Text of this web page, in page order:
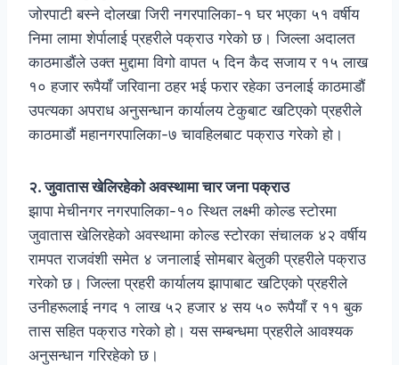
जोरपाटी बस्ने दोलखा जिरी नगरपालिका-१ घर भएका ५१ वर्षीय
निमा लामा शेर्पालाई प्रहरीले पक्राउ गरेको छ। जिल्ला अदालत
काठमाडौंले उक्त मुद्दामा विगो वापत ५ दिन कैद सजाय र १५ लाख
१० हजार रूपैयाँ जरिवाना ठहर भई फरार रहेका उनलाई काठमाडौं
उपत्यका अपराध अनुसन्धान कार्यालय टेकुबाट खटिएको प्रहरीले
काठमाडौं महानगरपालिका-७ चावहिलबाट पक्राउ गरेको हो।
२. जुवातास खेलिरहेको अवस्थामा चार जना पक्राउ
झापा मेचीनगर नगरपालिका-१० स्थित लक्ष्मी कोल्ड स्टोरमा
जुवातास खेलिरहेको अवस्थामा कोल्ड स्टोरका संचालक ४२ वर्षीय
रामपत राजवंशी समेत ४ जनालाई सोमबार बेलुकी प्रहरीले पक्राउ
गरेको छ। जिल्ला प्रहरी कार्यालय झापाबाट खटिएको प्रहरीले
उनीहरूलाई नगद १ लाख ५२ हजार ४ सय ५० रूपैयाँ र ११ बुक
तास सहित पक्राउ गरेको हो। यस सम्बन्धमा प्रहरीले आवश्यक
अनुसन्धान गरिरहेको छ।